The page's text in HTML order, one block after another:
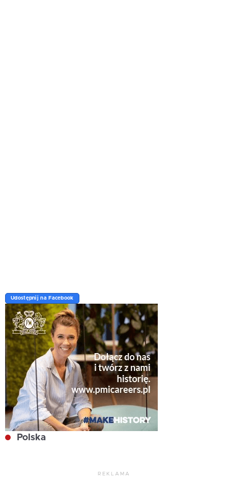
Udostępnij na Facebook
Polska
REKLAMA